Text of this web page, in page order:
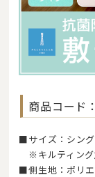
商品コード
■サイズ：シン
※キルティング
■側生地：ポリ